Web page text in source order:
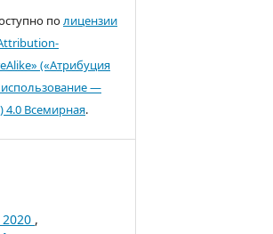
полицензии
(«Атрибуция
—
4.0 Всемирная.
,